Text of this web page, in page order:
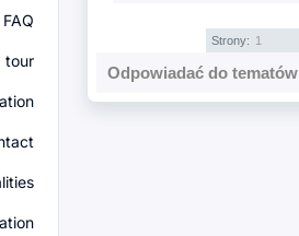
FAQ
tour
Strony: 1
Odpowiadać do